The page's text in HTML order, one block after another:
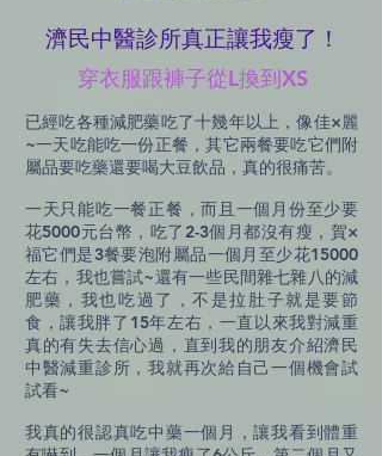
​濟民中醫診所真正讓我瘦了！
穿衣服跟褲子從L換到XS
已經吃各種減肥藥吃了十幾年以上，像佳×麗
~一天吃能吃一份正餐，其它兩餐要吃它們附
屬品要吃藥還要喝大豆飲品，真的很痛苦。
一天只能吃一餐正餐，而且一個月份至少要
花5000元台幣，吃了2-3個月都沒有瘦，賀×
福它們是3餐要泡附屬品一個月至少花15000
左右，我也嘗試~還有一些民間雜七雜八的減
肥藥，我也吃過了，不是拉肚子就是要節
食，讓我胖了15年左右，一直以來我對減重
真的有失去信心過，直到我的朋友介紹濟民
中醫減重診所，我就再次給自己一個機會試
試看~
我真的很認真吃中藥一個月，讓我看到體重